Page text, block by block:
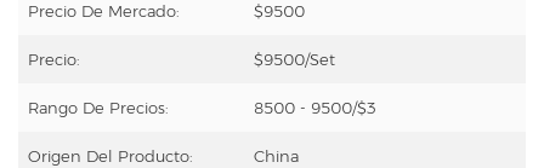
Precio De Mercado: $9500
Precio: $9500/Set
Rango De Precios: 8500 - 9500/$3
Origen Del Producto: China